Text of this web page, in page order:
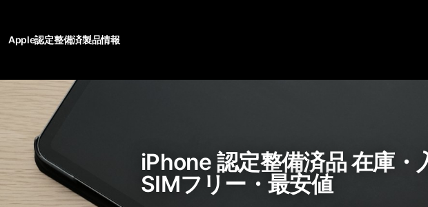
Apple認定整備済製品情報
iPhone 認定整備済品 在庫・
SIMフリー・最安値